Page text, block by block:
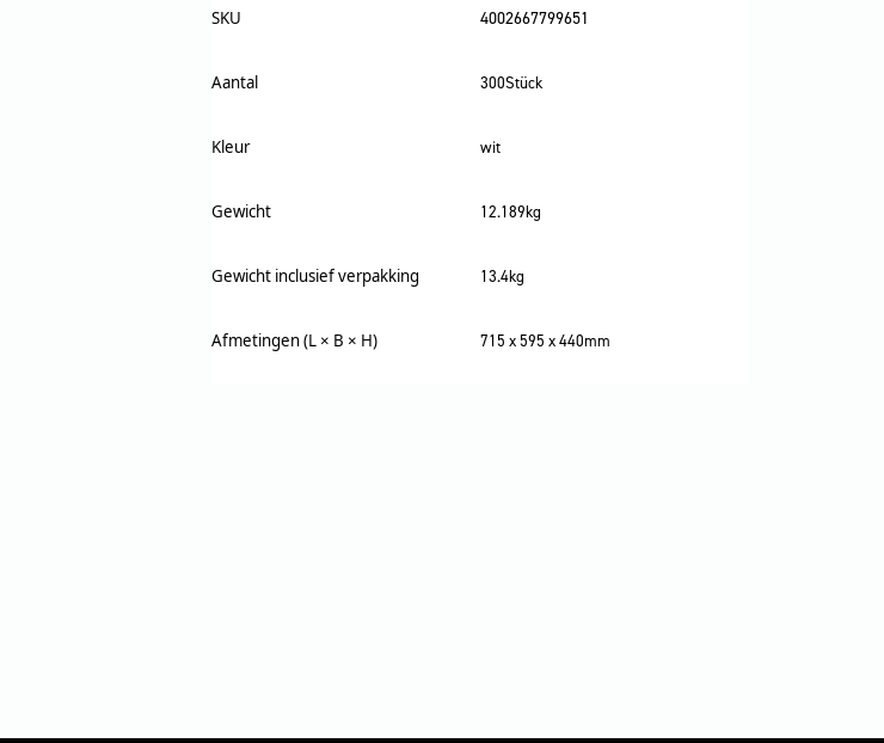
SKU 4002667799651
Aantal 300Stück
Kleur wit
Gewicht 12.189kg
Gewicht inclusief verpakking 13.4kg
Afmetingen (L × B × H) 715 x 595 x 440mm